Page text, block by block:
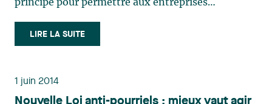
principe pour permettre aux entreprises
communiquer des renseignements personnels de
citoyens européens dans le respect de leurs droits
LIRE LA SUITE
1 juin 2014
Nouvelle Loi anti-pourriels : mieux vaut agir